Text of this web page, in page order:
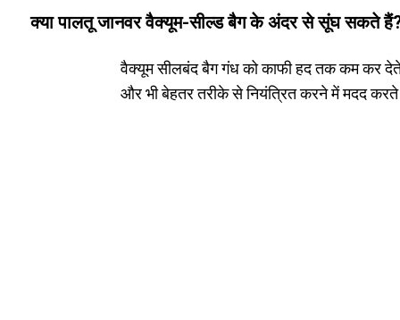
क्या पालतू जानवर वैक्यूम-सील्ड बैग के अंदर से सूंघ सकते
वैक्यूम सीलबंद बैग गंध को काफी हद तक कम कर
और भी बेहतर तरीके से नियंत्रित करने में मदद